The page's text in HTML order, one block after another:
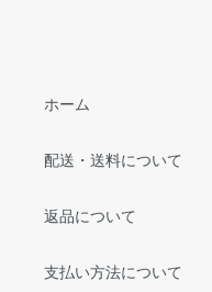
ホーム
配送・送料について
返品について
支払い方法について